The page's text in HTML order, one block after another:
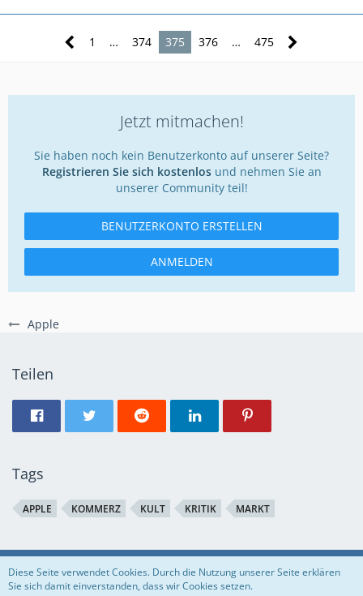
Apple
1 … 374 375 376 … 475
Jetzt mitmachen!
Sie haben noch kein Benutzerkonto auf unserer Seite?
Registrieren Sie sich kostenlosund nehmen Sie an
unserer Community teil!
BENUTZERKONTO ERSTELLEN
ANMELDEN
Teilen
Tags
APPLE KOMMERZ KULT KRITIK MARKT
Regeln Datenschutzerklärung Impressum
Diese Seite verwendet Cookies. Durch die Nutzung unserer Seite erklären
Sie sich damit einverstanden, dass wir Cookies setzen.